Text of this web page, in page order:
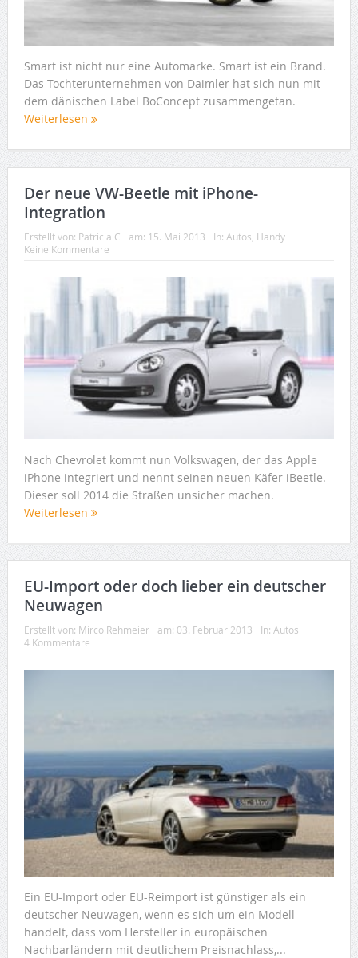
Smart ist nicht nur eine Automarke. Smart ist ein Brand.
Das Tochterunternehmen von Daimler hat sich nun mit
dem dänischen Label BoConcept zusammengetan.
Weiterlesen
Der neue VW-Beetle mit iPhone-
Integration
Erstellt von: Patricia C am: 15. Mai 2013 In: Autos Handy
Keine Kommentare
Nach Chevrolet kommt nun Volkswagen, der das Apple
iPhone integriert und nennt seinen neuen Käfer iBeetle.
Dieser soll 2014 die Straßen unsicher machen.
Weiterlesen
EU-Import oder doch lieber ein deutscher
Neuwagen
Erstellt von: Mirco Rehmeier am: 03. Februar 2013 In: Autos
4 Kommentare
Ein EU-Import oder EU-Reimport ist günstiger als ein
deutscher Neuwagen, wenn es sich um ein Modell
handelt, dass vom Hersteller in europäischen
Nachbarländern mit deutlichem Preisnachlass,...